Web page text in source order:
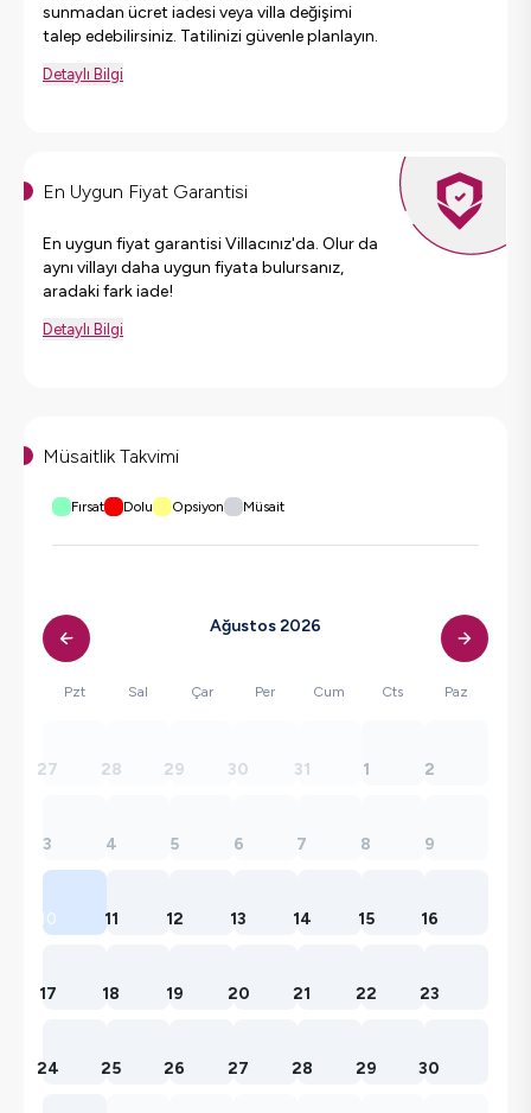
sunmadan ücret iadesi veya villa değişimi
talep edebilirsiniz. Tatilinizi güvenle planlayın.
Detaylı Bilgi
En Uygun Fiyat Garantisi
En uygun fiyat garantisi Villacınız'da. Olur da
aynı villayı daha uygun fiyata bulursanız,
aradaki fark iade!
Detaylı Bilgi
Müsaitlik Takvimi
Fırsat Dolu Opsiyon Müsait
Ağustos 2026
Pzt Sal Çar Per Cum Cts Paz
27 28 29 30 31 1 2
3 4 5 6 7 8 9
10 11 12 13 14 15 16
17 18 19 20 21 22 23
24 25 26 27 28 29 30